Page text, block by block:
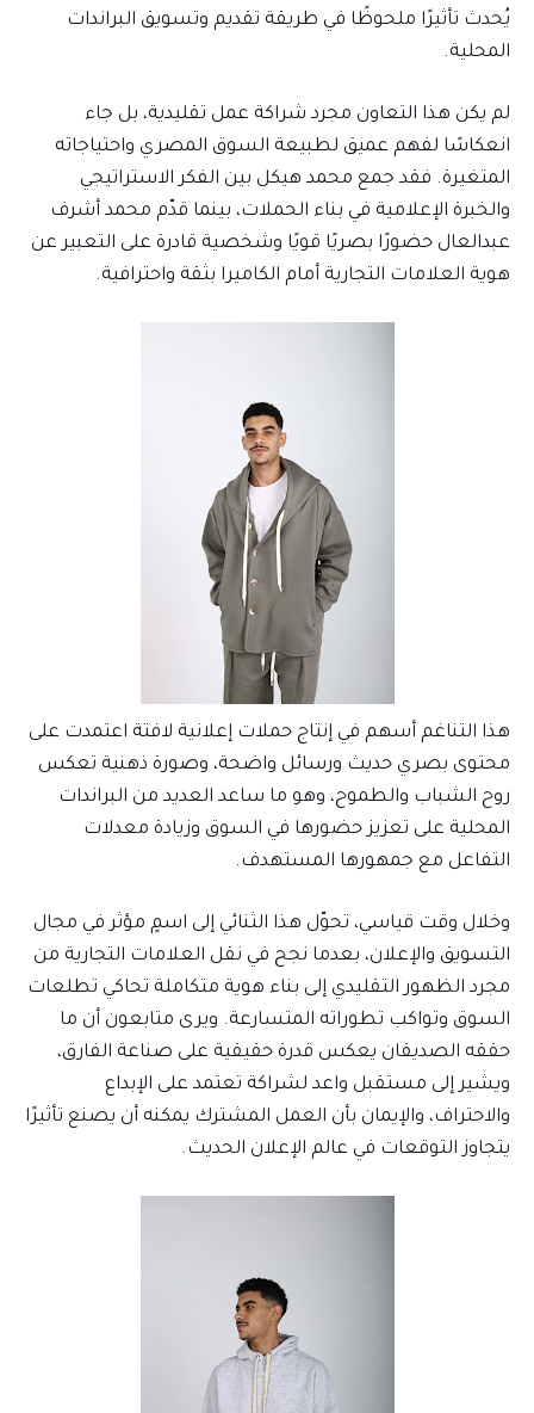
يُحدث تأثيرًا ملحوظًا في طريقة تقديم وتسويق البراندات
المحلية.
لم يكن هذا التعاون مجرد شراكة عمل تقليدية، بل جاء
انعكاسًا لفهم عميق لطبيعة السوق المصري واحتياجاته
المتغيرة. فقد جمع محمد هيكل بين الفكر الاستراتيجي
والخبرة الإعلامية في بناء الحملات، بينما قدّم محمد أشرف
عبدالعال حضورًا بصريًا قويًا وشخصية قادرة على التعبير عن
هوية العلامات التجارية أمام الكاميرا بثقة واحترافية.
هذا التناغم أسهم في إنتاج حملات إعلانية لافتة اعتمدت على
محتوى بصري حديث ورسائل واضحة، وصورة ذهنية تعكس
روح الشباب والطموح، وهو ما ساعد العديد من البراندات
المحلية على تعزيز حضورها في السوق وزيادة معدلات
التفاعل مع جمهورها المستهدف.
وخلال وقت قياسي، تحوّل هذا الثنائي إلى اسمٍ مؤثر في مجال
التسويق والإعلان، بعدما نجح في نقل العلامات التجارية من
مجرد الظهور التقليدي إلى بناء هوية متكاملة تحاكي تطلعات
السوق وتواكب تطوراته المتسارعة. ويرى متابعون أن ما
حققه الصديقان يعكس قدرة حقيقية على صناعة الفارق،
ويشير إلى مستقبل واعد لشراكة تعتمد على الإبداع
والاحتراف، والإيمان بأن العمل المشترك يمكنه أن يصنع تأثيرًا
يتجاوز التوقعات في عالم الإعلان الحديث.